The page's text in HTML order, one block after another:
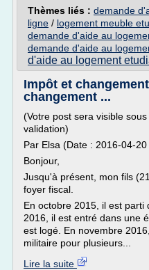
Thèmes liés : demande
ligne / logement meuble
demande d'aide au
demande d'aide au
d'aide au logement
Impôt et
changement ...
(Votre post sera visible
validation)
Par Elsa (Date : 2016-04-
Bonjour,
Jusqu'à présent, mon fils
foyer fiscal.
En octobre 2015, il est
2016, il est entré dans une
est logé. En novembre
militaire pour plusieurs...
Lire la suite